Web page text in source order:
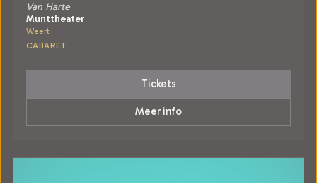
Van Harte
Munttheater
Weert
CABARET
Tickets
Meer info